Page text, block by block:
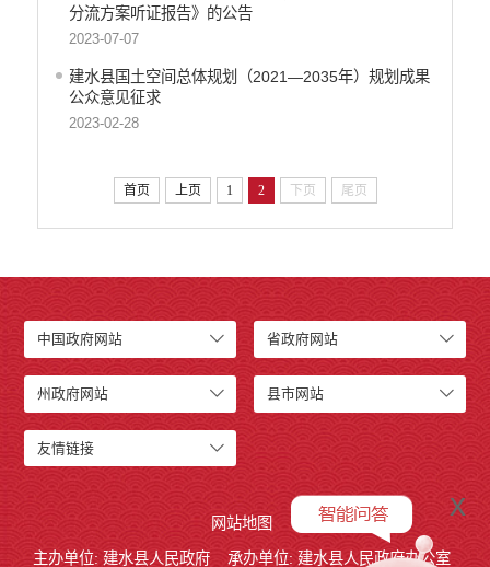
分流方案听证报告》的公告
2023-07-07
建水县国土空间总体规划（2021—2035年）规划成果
公众意见征求
2023-02-28
首页 上页 1 2 下页 尾页
中国政府网站 省政府网站
州政府网站 县市网站
友情链接
网站地图
主办单位: 建水县人民政府
承办单位: 建水县人民政府办公室
x